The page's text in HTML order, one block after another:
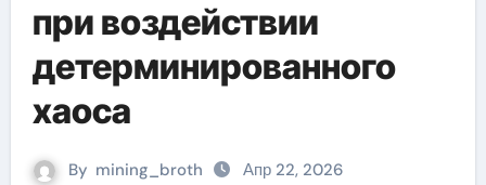
при воздействии
детерминированного
хаоса
By mining_broth Апр 22, 2026